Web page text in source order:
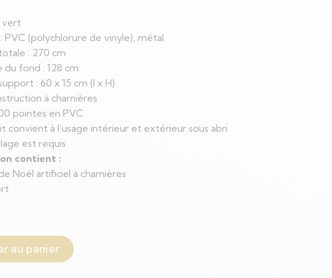
vert
PVC (polychlorure de vinyle), métal
: 270 cm
du fond : 128 cm
: 60 x 15 cm (l x H)
à charnières
pointes en PVC
convient à l’usage intérieur et extérieur sous abri
est requis
contient :
Noël artificiel à charnières
au panier